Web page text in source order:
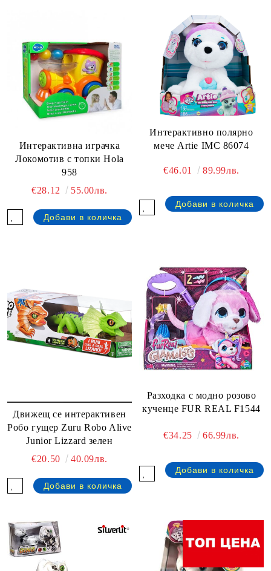
Интерактивна играчка
Локомотив с топки Hola
958
€28.12
55.00лв.
Интерактивно полярно
мече Artie IMC 86074
€46.01 89.99лв.
Движещ се интерактивен
Робо гущер Zuru Robo Alive
Junior Lizzard зелен
€20.50
40.09лв.
Разходка с модно розово
кученце FUR REAL F1544
€34.25 66.99лв.